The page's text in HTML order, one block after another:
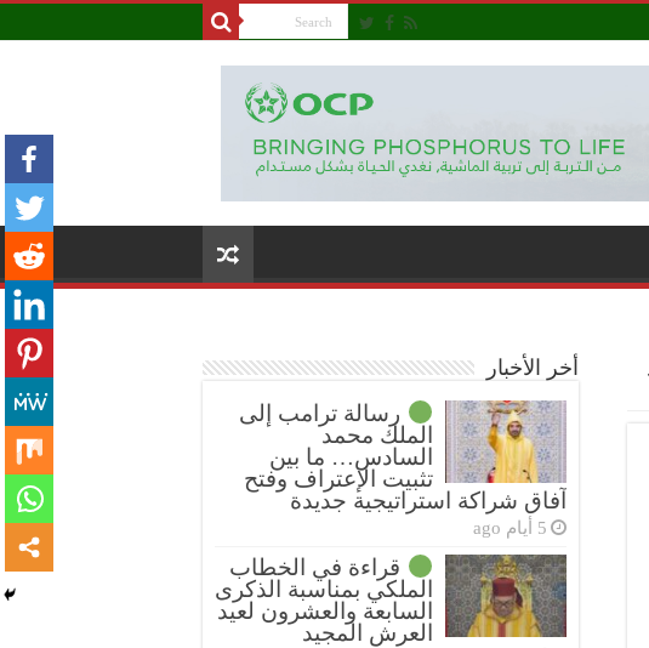
أخر الأخبار
رسالة ترامب إلى
الملك محمد
السادس… ما بين
تثبيت الإعتراف وفتح
آفاق شراكة استراتيجية جديدة
5 أيام ago
قراءة في الخطاب
الملكي بمناسبة الذكرى
السابعة والعشرون لعيد
العرش المجيد